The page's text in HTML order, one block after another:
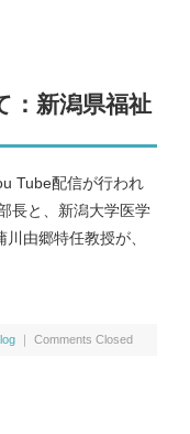
Research
：新潟県福祉
Tube配信が行われ
長と、新潟大学医学
由郷特任教授が、
｜ Comments Closed